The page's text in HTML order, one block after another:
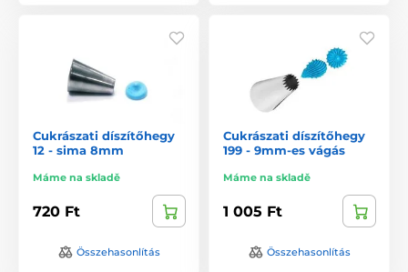
Cukrászati díszítőhegy
12 - sima 8mm
Máme na skladě
720 Ft
Összehasonlítás
Cukrászati díszítőhegy
199 - 9mm-es vágás
Máme na skladě
1 005 Ft
Összehasonlítás